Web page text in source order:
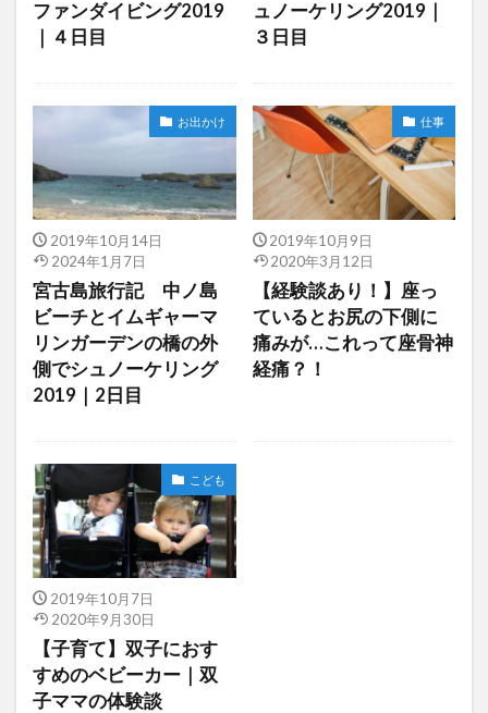
ファンダイビング2019
｜４日目
ュノーケリング2019｜
３日目
お出かけ
2019年10月14日
2024年1月7日
宮古島旅行記 中ノ島
ビーチとイムギャーマ
リンガーデンの橋の外
側でシュノーケリング
2019｜2日目
仕事
2019年10月9日
2020年3月12日
【経験談あり！】座っ
ているとお尻の下側に
痛みが…これって座骨神
経痛？！
こども
2019年10月7日
2020年9月30日
【子育て】双子におす
すめのベビーカー｜双
子ママの体験談